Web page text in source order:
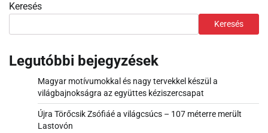
Keresés
Keresés
Legutóbbi bejegyzések
Magyar motívumokkal és nagy tervekkel készül a
világbajnokságra az együttes kéziszercsapat
Újra Törőcsik Zsófiáé a világcsúcs – 107 méterre merült
Lastovón